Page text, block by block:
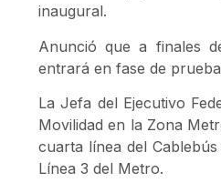
inaugural.
Anunció que a finales
entrará en fase de
La Jefa del Ejecutivo
Movilidad en la Zona
cuarta línea del
Línea 3 del Metro.